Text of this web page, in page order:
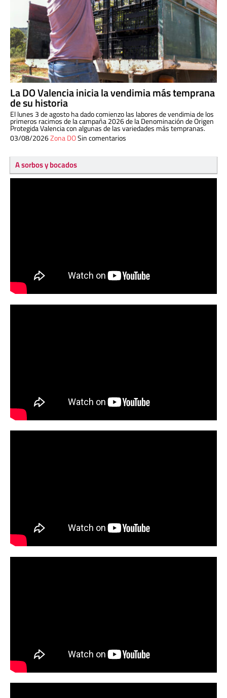
La DO Valencia inicia la vendimia más temprana
de su historia
El lunes 3 de agosto ha dado comienzo las labores de vendimia de los
primeros racimos de la campaña 2026 de la Denominación de Origen
Protegida Valencia con algunas de las variedades más tempranas.
03/08/2026Zona DOSin comentarios
A sorbos y bocados